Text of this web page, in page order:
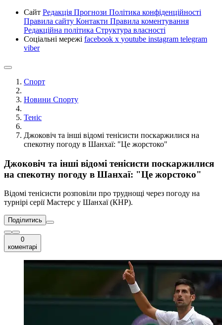
Сайт Редакція Прогнози Політика конфіденційності
Правила сайту Контакти Правила коментування
Редакційна політика Структура власності
Соціальні мережі facebook x youtube instagram telegram
viber
Спорт
Новини Спорту
Теніс
Джоковіч та інші відомі тенісисти поскаржилися на
спекотну погоду в Шанхаї: "Це жорстоко"
Джоковіч та інші відомі тенісисти поскаржилися
на спекотну погоду в Шанхаї: "Це жорстоко"
Відомі тенісисти розповіли про труднощі через погоду на
турнірі серії Мастерс у Шанхаї (КНР).
Поділитись
0
коментарі